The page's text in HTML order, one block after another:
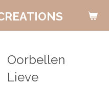
Oorbellen
Lieve